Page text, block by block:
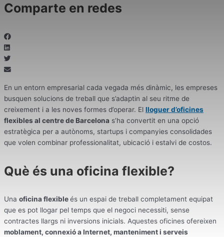
Comparte en redes
En un entorn empresarial cada vegada més dinàmic, les empreses
busquen solucions de treball que s’adaptin al seu ritme de
creixement i a les noves formes d’operar. El lloguer d’oficines
flexibles al centre de Barcelona s’ha convertit en una opció
estratègica per a autònoms, startups i companyies consolidades
que volen combinar professionalitat, ubicació i estalvi de costos.
Què és una oficina flexible?
Una oficina flexibleés un espai de treball completament equipat
que es pot llogar pel temps que el negoci necessiti, sense
contractes llargs ni inversions inicials. Aquestes oficines ofereixen
moblament, connexió a Internet, manteniment i serveis